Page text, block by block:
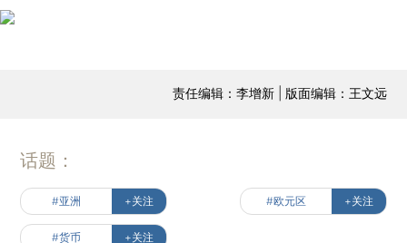
责任编辑：李增新 | 版面编辑：王文远
话题：
#亚洲 +关注 #欧元区 +关注
#货币 +关注